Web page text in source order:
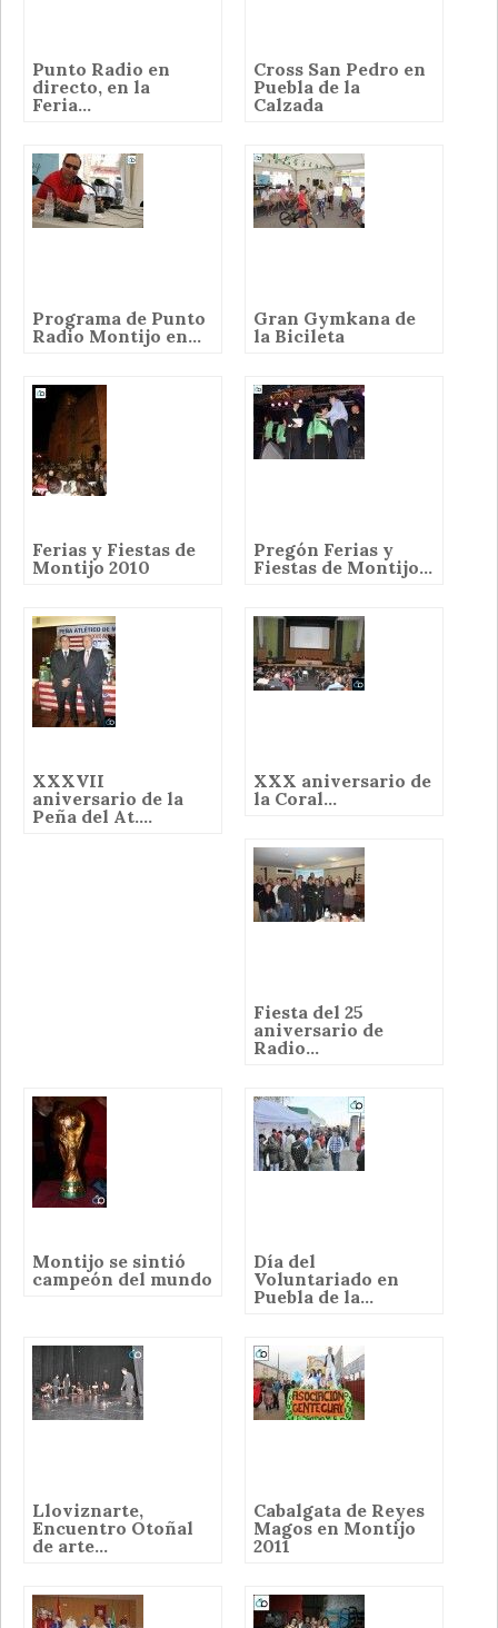
Punto Radio en
directo, en la
Feria...
Cross San Pedro en
Puebla de la
Calzada
Programa de Punto
Radio Montijo en...
Gran Gymkana de
la Bicileta
Ferias y Fiestas de
Montijo 2010
Pregón Ferias y
Fiestas de Montijo...
XXXVII
aniversario de la
Peña del At....
XXX aniversario de
la Coral...
Fiesta del 25
aniversario de
Radio...
Montijo se sintió
campeón del mundo
Día del
Voluntariado en
Puebla de la...
Lloviznarte,
Encuentro Otoñal
de arte...
Cabalgata de Reyes
Magos en Montijo
2011